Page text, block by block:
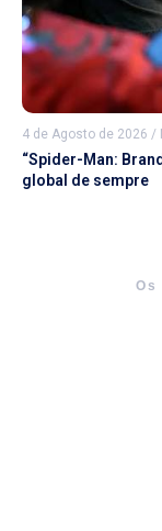
4 de Agosto de 2026 /
“Spider-Man:
global de sempre
Os